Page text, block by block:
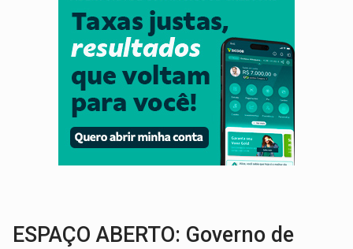
EMPREENDEDORISMO:7 negócios que podem começar com pouco dinheiro e
GIGANTE DA AMÉRICA: Brasil reúne dimensão continental e posição
INDEPENDÊNCIA:10 dicas importantes para quem quer
VARCENA:Cientistas descobrem nova espécie de rã em florestas
Vai comprar celular usado? Veja como consultar o
ESPAÇO ABERTO: Governo de